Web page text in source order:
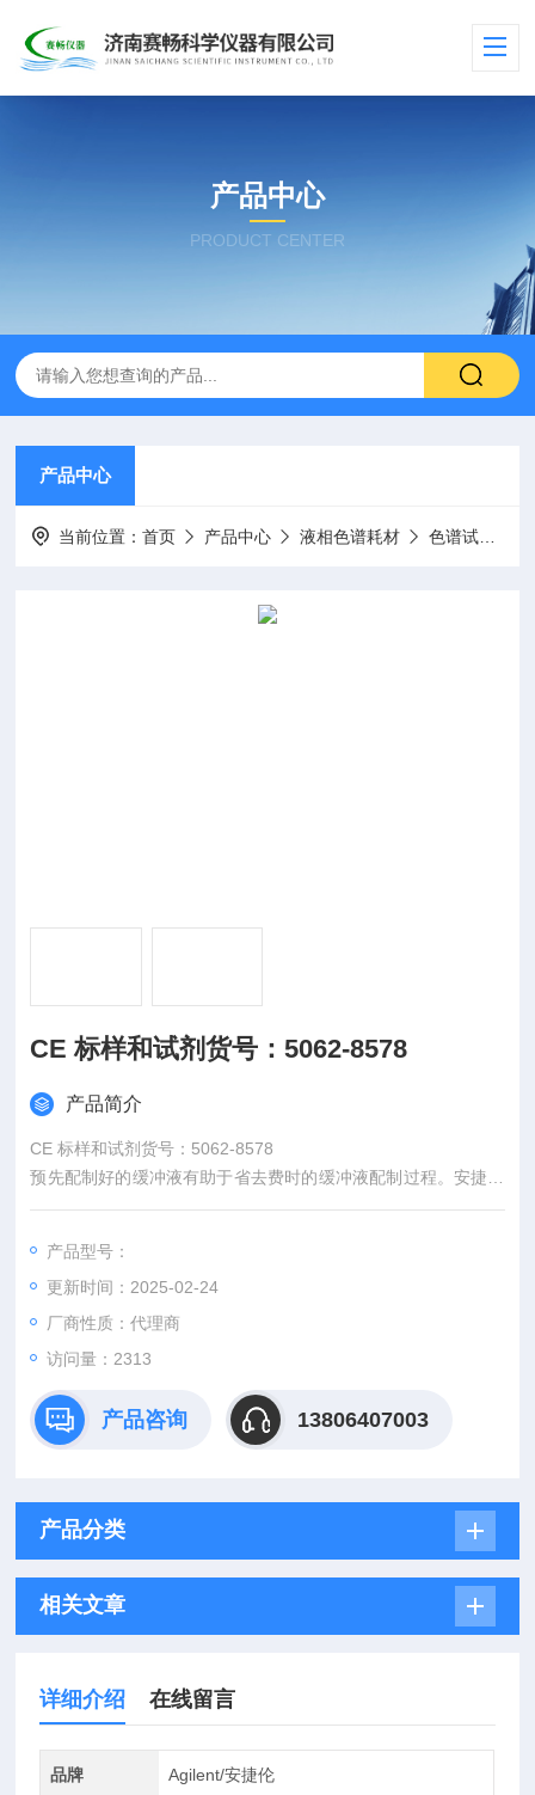
产品中心
PRODUCT CENTER
产品中心
当前位置：首页 产品中心 液相色谱耗材 色谱试剂
CE 标样和试剂货号：5062-8578
产品简介
CE 标样和试剂货号：5062-8578
预先配制好的缓冲液有助于省去费时的缓冲液配制过程。安捷伦
科技的所有缓冲液和试剂均可以满足CE 的严格要求。为了保证
液标准化到0.02 pH 单位。优良的质量控制可以确保瓶与瓶之
间、批与批之间的重复性结果。
产品型号：
更新时间：2025-02-24
厂商性质：代理商
访问量：2313
产品咨询 13806407003
产品分类
相关文章
详细介绍 在线留言
品牌 Agilent/安捷伦